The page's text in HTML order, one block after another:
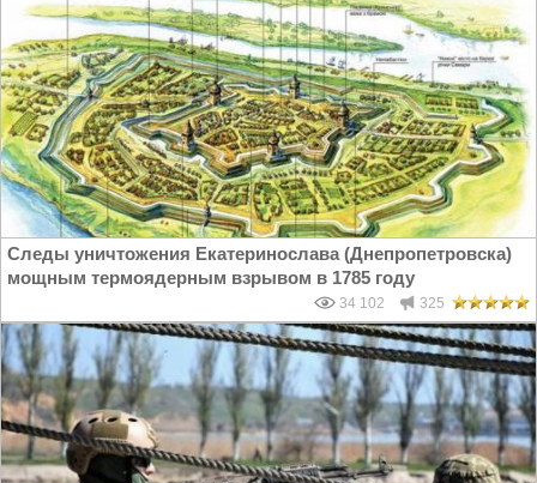
Следы уничтожения Екатеринослава (Днепропетровска)
мощным термоядерным взрывом в 1785 году
34 102 325